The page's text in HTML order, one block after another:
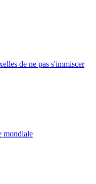
de ne pas s'immiscer
mondiale